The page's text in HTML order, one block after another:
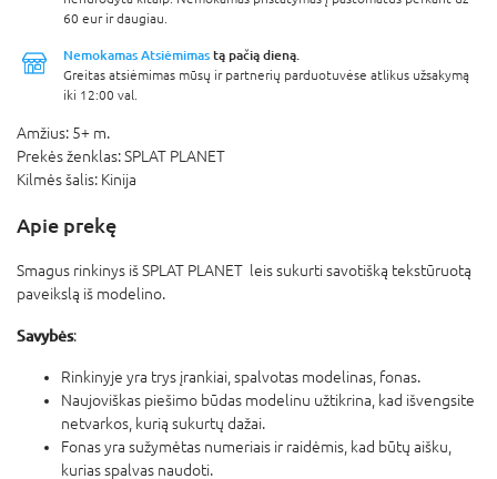
60 eur ir daugiau.
Nemokamas Atsiėmimas tą pačią dieną.
Greitas atsiėmimas mūsų ir partnerių parduotuvėse atlikus užsakymą
iki 12:00 val.
Amžius: 5+ m.
Prekės ženklas:SPLAT PLANET
Kilmės šalis: Kinija
Apie prekę
Smagus rinkinys iš SPLAT PLANET leis sukurti savotišką tekstūruotą
paveikslą iš modelino.
Savybės:
Rinkinyje yra trys įrankiai, spalvotas modelinas, fonas.
Naujoviškas piešimo būdas modelinu užtikrina, kad išvengsite
netvarkos, kurią sukurtų dažai.
Fonas yra sužymėtas numeriais ir raidėmis, kad būtų aišku,
kurias spalvas naudoti.